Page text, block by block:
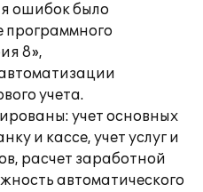
ошибок было
программного
8»,
учета.
учет основных
и кассе, учет услуг и
расчет заработной
автоматического